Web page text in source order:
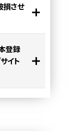
損させ
登録
イト